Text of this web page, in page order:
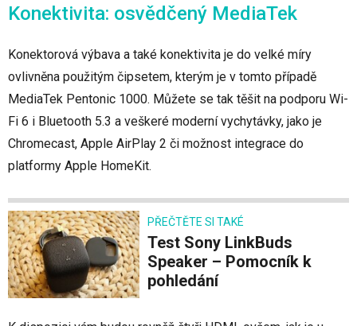
Konektivita: osvědčený MediaTek
Konektorová výbava a také konektivita je do velké míry
ovlivněna použitým čipsetem, kterým je v tomto případě
MediaTek Pentonic 1000. Můžete se tak těšit na podporu Wi-
Fi 6 i Bluetooth 5.3 a veškeré moderní vychytávky, jako je
Chromecast, Apple AirPlay 2 či možnost integrace do
platformy Apple HomeKit.
PŘEČTĚTE SI TAKÉ
Test Sony LinkBuds
Speaker – Pomocník k
pohledání